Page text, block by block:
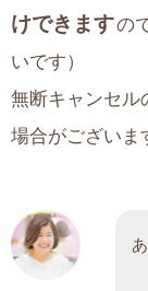
けできますの
いです）
無断キャンセル
場合がございま